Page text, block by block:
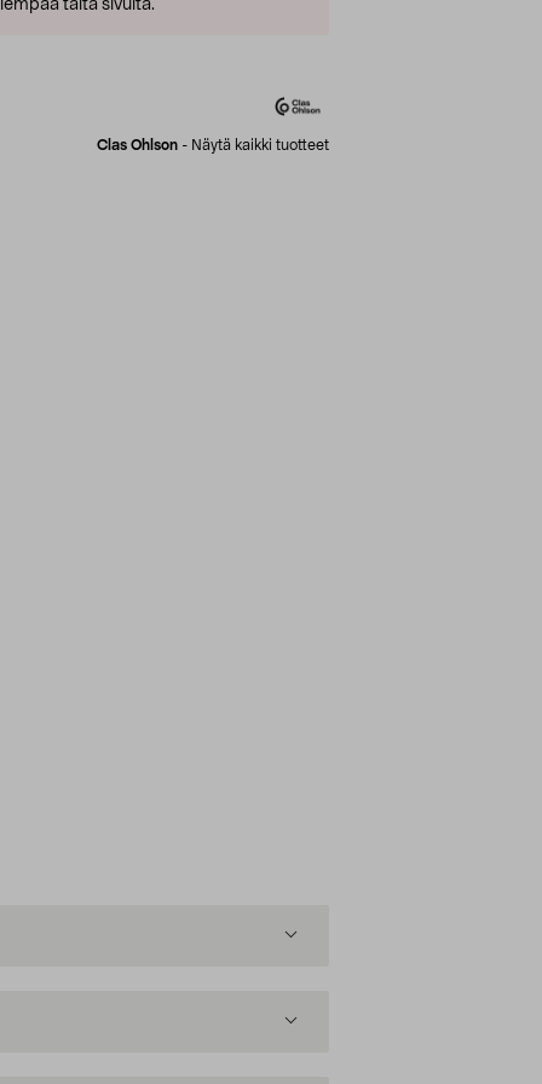
tältä sivulta.
Clas Ohlson - Näytä kaikki tuotteet